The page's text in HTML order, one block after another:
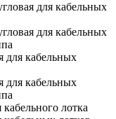
для кабельных
для кабельных
для кабельных
для кабельных
лотка